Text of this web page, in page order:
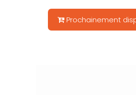
Prochainement